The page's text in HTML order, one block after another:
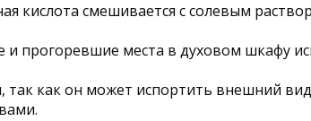
кислота смешивается с солевым
прогоревшие места в духовом шкафу
как он может испортить внешний